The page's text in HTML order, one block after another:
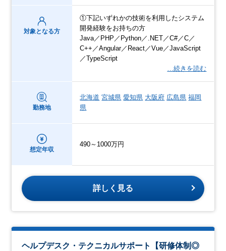
対象となる方
①下記いずれかの技術を利用したシステム
開発経験をお持ちの方
Java／PHP／Python／.NET／C#／C／
C++／Angular／React／Vue／JavaScript
／TypeScript
…続きを読む
勤務地
北海道 宮城県 愛知県 大阪府 広島県 福岡
県
想定年収
490～1000万円
詳しく見る
ヘルプデスク・テクニカルサポート【研修体制◎